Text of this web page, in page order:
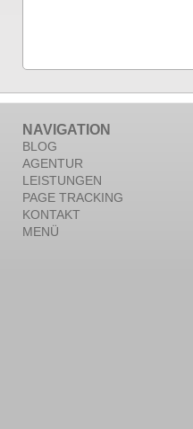
NAVIGATION
BLOG
AGENTUR
LEISTUNGEN
PAGE TRACKING
KONTAKT
MENÜ